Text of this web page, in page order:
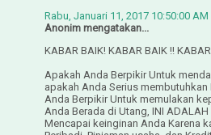
Rabu, Januari 11, 2017 10:50:00 AM
Anonim mengatakan...
KABAR BAIK! KABAR BAIK !!
Apakah Anda Berpikir Untuk
apakah Anda Serius
Anda Berpikir Untuk memulakan
Anda Berada di Utang, INI
Mencapai keinginan Anda Karena